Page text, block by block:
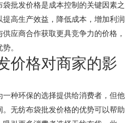
批发价格是成本控制的关键因素之
高生产效益，降低成本，增加利润
应商合作获取更具竞争力的价格，
。
价格对商家的影
种环保的选择提供给消费者，但他
无纺布袋批发价格的优势可以帮助